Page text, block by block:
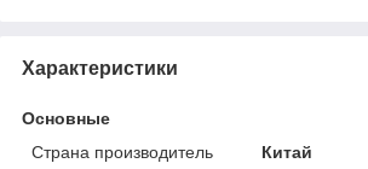
Характеристики
Основные
Страна производитель
Китай